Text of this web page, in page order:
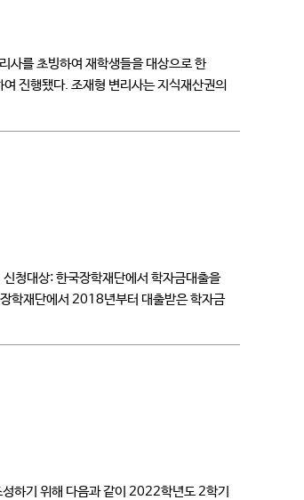
사를 초빙하여 재학생들을 대상으로 한
진행됐다. 조재형 변리사는 지식재산권의
청대상: 한국장학재단에서 학자금대출을
학재단에서 2018년부터 대출받은 학자금
하기 위해 다음과 같이 2022학년도 2학기